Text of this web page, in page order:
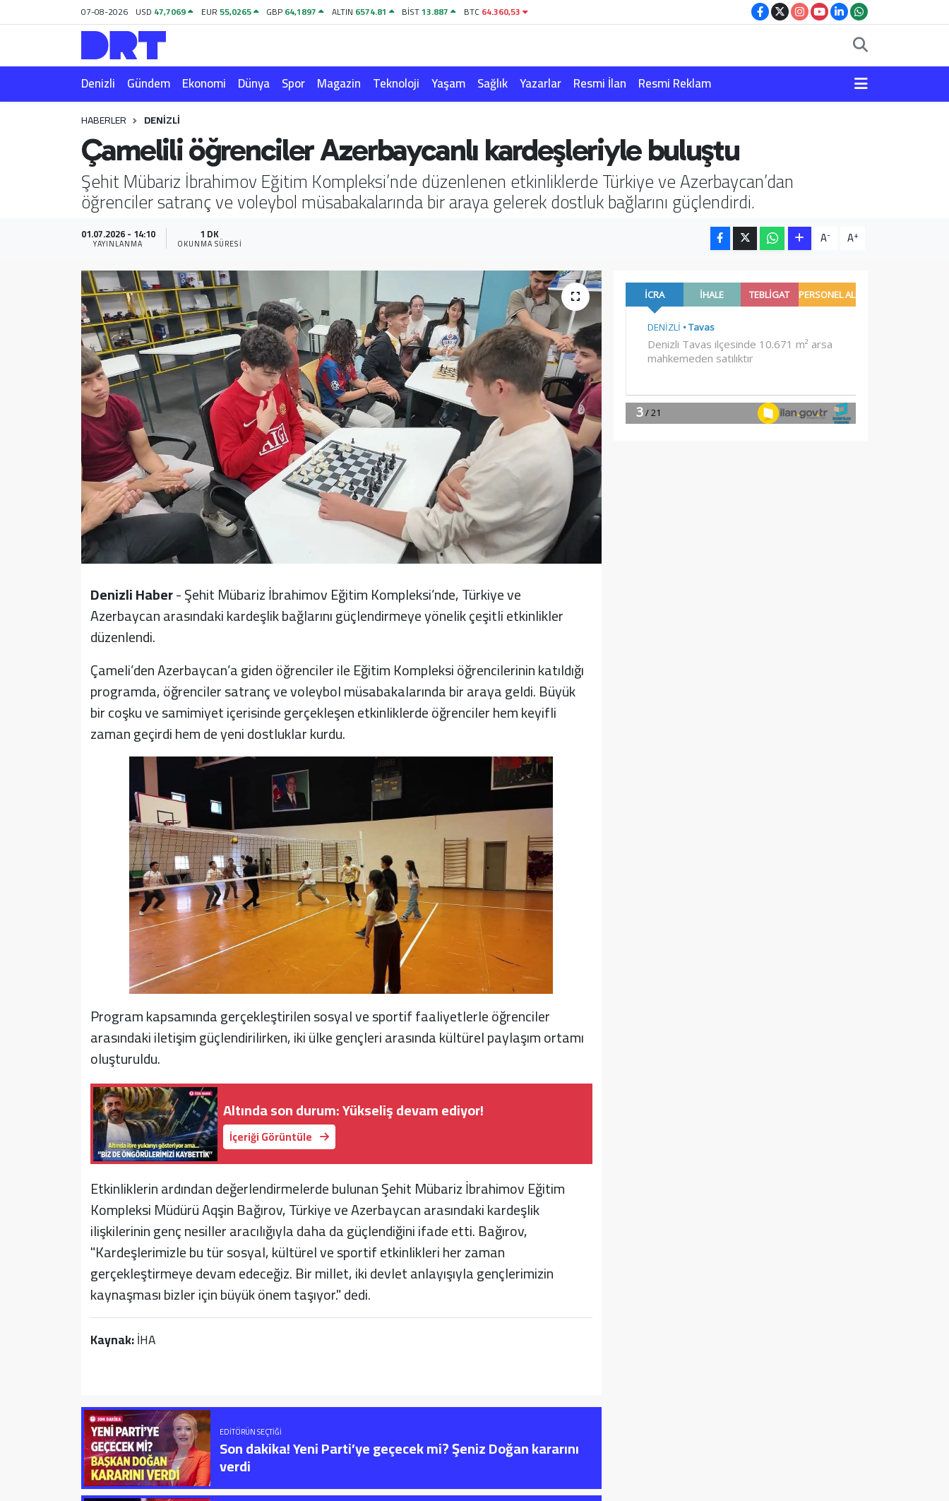
07-08-2026 USD 47,7069 EUR55,0265 GBP64,1897 ALTIN 6574.81 BİST13.887 BTC64.360,53
Denizli Gündem Ekonomi Dünya Spor Magazin Teknoloji Yaşam Sağlık Yazarlar Resmi İlan Resmi Reklam
HABERLER DENIZLI
Çamelili öğrenciler Azerbaycanlı kardeşleriyle buluştu
Şehit Mübariz İbrahimov Eğitim Kompleksi’nde düzenlenen etkinliklerde Türkiye ve Azerbaycan’dan
öğrenciler satranç ve voleybol müsabakalarında bir araya gelerek dostluk bağlarını güçlendirdi.
01.07.2026 - 14:10
YAYINLANMA
1 DK
OKUNMA SÜRESI A- A+
Denizli Haber- Şehit Mübariz İbrahimov Eğitim Kompleksi’nde, Türkiye ve
Azerbaycan arasındaki kardeşlik bağlarını güçlendirmeye yönelik çeşitli etkinlikler
düzenlendi.
Çameli’den Azerbaycan’a giden öğrenciler ile Eğitim Kompleksi öğrencilerinin katıldığı
programda, öğrenciler satranç ve voleybol müsabakalarında bir araya geldi. Büyük
bir coşku ve samimiyet içerisinde gerçekleşen etkinliklerde öğrenciler hem keyifli
zaman geçirdi hem de yeni dostluklar kurdu.
Program kapsamında gerçekleştirilen sosyal ve sportif faaliyetlerle öğrenciler
arasındaki iletişim güçlendirilirken, iki ülke gençleri arasında kültürel paylaşım ortamı
oluşturuldu.
Altında son durum: Yükseliş devam ediyor!
İçeriği Görüntüle
Etkinliklerin ardından değerlendirmelerde bulunan Şehit Mübariz İbrahimov Eğitim
Kompleksi Müdürü Aqşin Bağırov, Türkiye ve Azerbaycan arasındaki kardeşlik
ilişkilerinin genç nesiller aracılığıyla daha da güçlendiğini ifade etti. Bağırov,
"Kardeşlerimizle bu tür sosyal, kültürel ve sportif etkinlikleri her zaman
gerçekleştirmeye devam edeceğiz. Bir millet, iki devlet anlayışıyla gençlerimizin
kaynaşması bizler için büyük önem taşıyor." dedi.
Kaynak:İHA
EDITÖRÜN SEÇTIĞI
Son dakika! Yeni Parti’ye geçecek mi? Şeniz Doğan kararını
verdi
Gündem
Ekonomi
Magazin
Teknoloji
Yazarlar
Resmi İlan
Resmi Reklam
Hava Durumu
Trafik Durumu
Puan Durumu ve Fikstür
Tüm Manşetler
Son Dakika Haberleri
Haber Arşivi